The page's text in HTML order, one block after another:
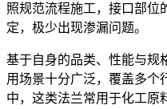
照规范流程施工，接口部位
定，极少出现渗漏问题。
基于自身的品类、性能与规
用场景十分广泛，覆盖多个
中，这类法兰常用于化工原